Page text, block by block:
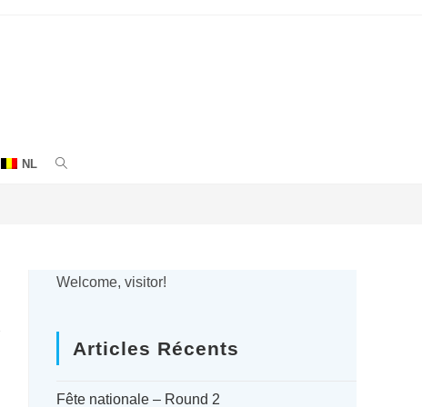
NL ACTIVER
SUR
SITE
WEB
Welcome, visitor!
Articles Récents
Fête nationale – Round 2